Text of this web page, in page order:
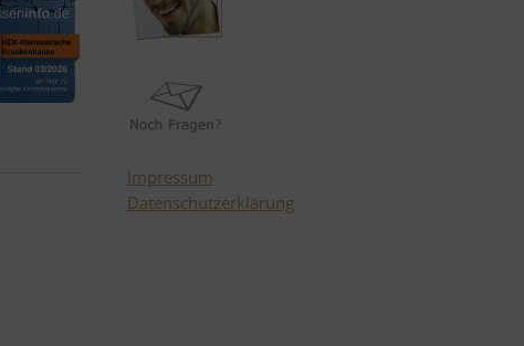
Impressum
Datenschutzerklärung